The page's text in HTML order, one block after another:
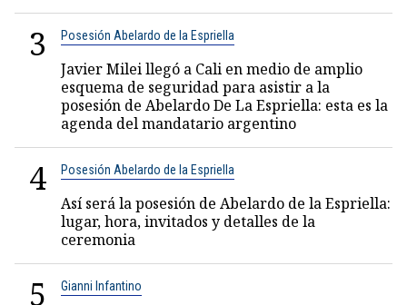
3 Posesión Abelardo de la Espriella
Javier Milei llegó a Cali en medio de amplio
esquema de seguridad para asistir a la
posesión de Abelardo De La Espriella: esta es la
agenda del mandatario argentino
4 Posesión Abelardo de la Espriella
Así será la posesión de Abelardo de la Espriella:
lugar, hora, invitados y detalles de la
ceremonia
5 Gianni Infantino